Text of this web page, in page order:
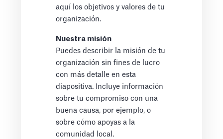
aquí los objetivos y valores de tu
organización.
Nuestra misión
Puedes describir la misión de tu
organización sin fines de lucro
con más detalle en esta
diapositiva. Incluye información
sobre tu compromiso con una
buena causa, por ejemplo, o
sobre cómo apoyas a la
comunidad local.